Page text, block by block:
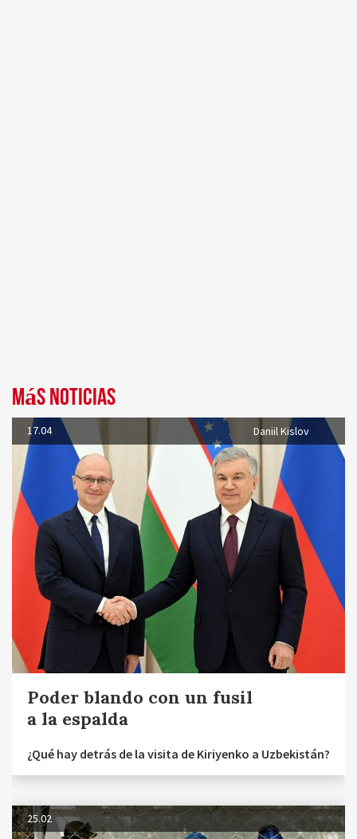
Más noticias
17.04 Daniil Kislov
Poder blando con un fusil
a la espalda
¿Qué hay detrás de la visita de Kiriyenko a Uzbekistán?
25.02